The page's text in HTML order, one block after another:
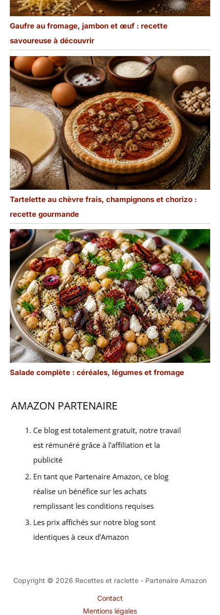
Gaufre au fromage, jambon et œuf : recette
savoureuse à découvrir
Tartelette au chèvre frais, champignons et chorizo :
recette gourmande
Salade complète : céréales, légumes et fromage
Copyright © 2026 Recettes et raclette - Partenaire Amazon
Contact
Mentions légales